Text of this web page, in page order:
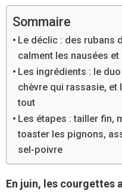
Sommaire
Le déclic : des rubans
calment les nausées
Les ingrédients : le
chèvre qui rassasie, et
tout
Les étapes : tailler fin,
toaster les pignons,
sel-poivre
En juin, les courgettes